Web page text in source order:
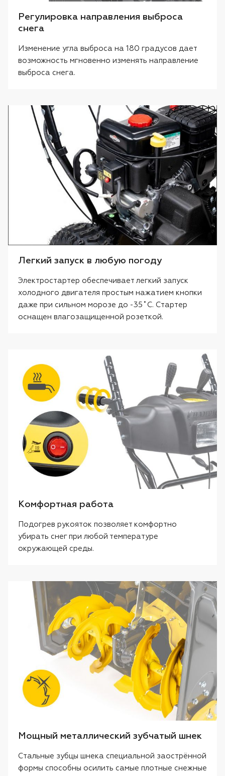
Регулировка направления выброса
снега
Изменение угла выброса на 180 градусов дает
возможность мгновенно изменять направление
выброса снега.
Легкий запуск в любую погоду
Электростартер обеспечивает легкий запуск
холодного двигателя простым нажатием кнопки
даже при сильном морозе до -35˚C. Стартер
оснащен влагозащищенной розеткой.
Комфортная работа
Подогрев рукояток позволяет комфортно
убирать снег при любой температуре
окружающей среды.
Мощный металлический зубчатый шнек
Стальные зубцы шнека специальной заострённой
формы способны осилить самые плотные снежные